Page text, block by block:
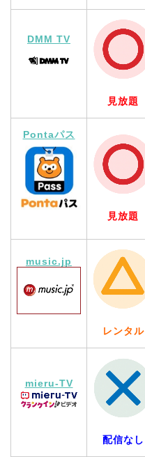
DMM TV
見放題
Pontaパス
見放題
music.jp
レンタル
mieru-TV
配信なし